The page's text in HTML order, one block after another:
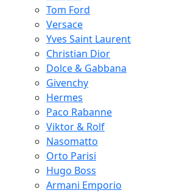
Tom Ford
Versace
Yves Saint Laurent
Christian Dior
Dolce & Gabbana
Givenchy
Hermes
Paco Rabanne
Viktor & Rolf
Nasomatto
Orto Parisi
Hugo Boss
Armani Emporio